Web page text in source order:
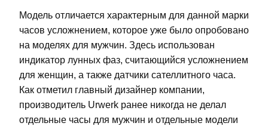
Модель отличается характерным для данной марки
часов усложнением, которое уже было опробовано
на моделях для мужчин. Здесь использован
индикатор лунных фаз, считающийся усложнением
для женщин, а также датчики сателлитного часа.
Как отметил главный дизайнер компании,
производитель Urwerk ранее никогда не делал
отдельные часы для мужчин и отдельные модели